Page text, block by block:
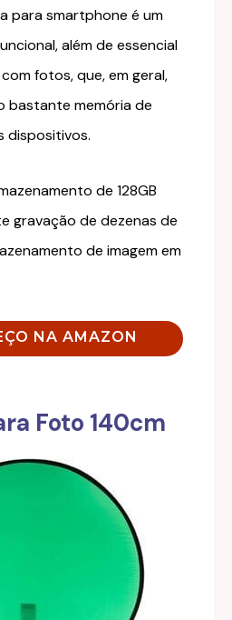
para smartphone é um
além de essencial
fotos, que, em geral,
bastante memória de
dispositivos.
de 128GB
gravação de dezenas de
de imagem em
NA AMAZON
Foto 140cm